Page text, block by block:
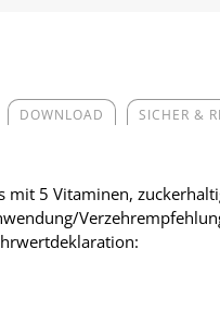
DOWNLOAD SICHER &
mit 5 Vitaminen,